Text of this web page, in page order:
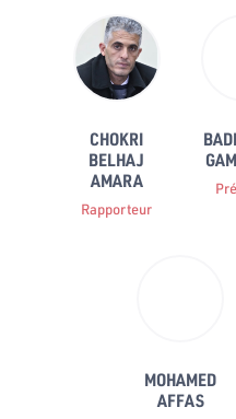
CHOKRI
BELHAJ
AMARA
Rapporteur
MOHAMED
AFFAS